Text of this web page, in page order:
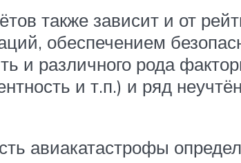
также зависит и от
обеспечением
и различного рода
и т.п.) и ряд
авиакатастрофы